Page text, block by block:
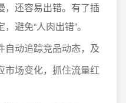
，还容易出错。有了插
避免“人肉出错”。
自动追踪竞品动态，及
市场变化，抓住流量红